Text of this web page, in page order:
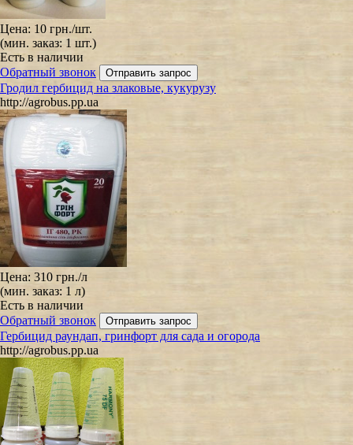
Цена: 10 грн./шт.
(мин. заказ: 1 шт.)
Есть в наличии
Обратный звонок
Гродил гербицид на злаковые, кукурузу
http://agrobus.pp.ua
Цена: 310 грн./л
(мин. заказ: 1 л)
Есть в наличии
Обратный звонок
Гербицид раундап, гринфорт для сада и огорода
http://agrobus.pp.ua